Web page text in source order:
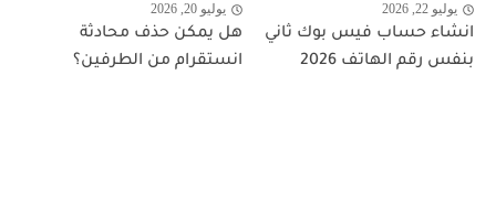
يوليو 22, 2026
انشاء حساب فيس بوك ثاني
بنفس رقم الهاتف 2026
يوليو 20, 2026
هل يمكن حذف محادثة
انستقرام من الطرفين؟